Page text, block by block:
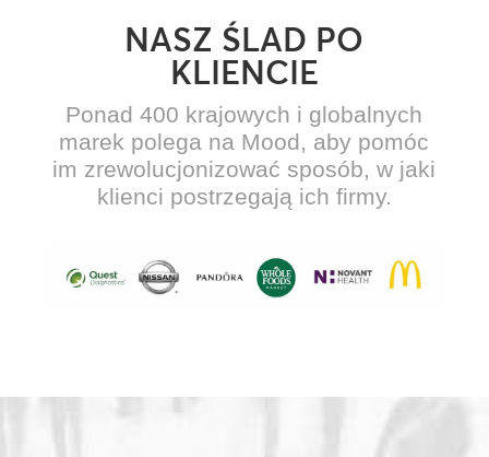
NASZ ŚLAD PO
KLIENCIE
Ponad 400 krajowych i globalnych
marek polega na Mood, aby pomóc
im zrewolucjonizować sposób, w jaki
klienci postrzegają ich firmy.